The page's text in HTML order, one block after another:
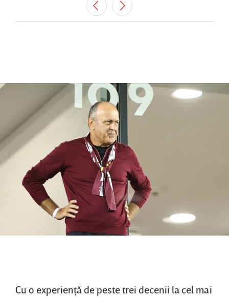
variantă pentru banca tehnică
| EXCLUSIV
Cu o experienţă de peste trei decenii la cel mai